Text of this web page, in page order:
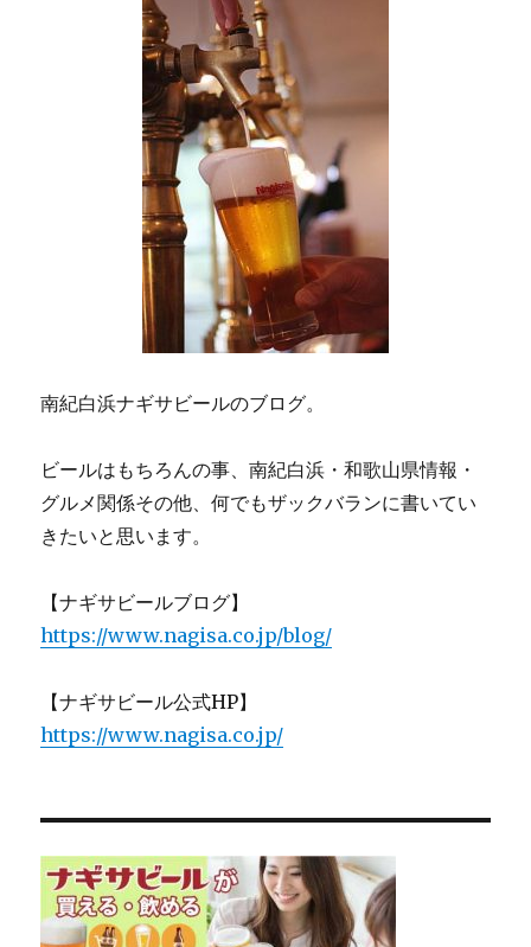
南紀白浜ナギサビールのブログ。
ビールはもちろんの事、南紀白浜・和歌山県情報・
グルメ関係その他、何でもザックバランに書いてい
きたいと思います。
【ナギサビールブログ】
https://www.nagisa.co.jp/blog/
【ナギサビール公式HP】
https://www.nagisa.co.jp/